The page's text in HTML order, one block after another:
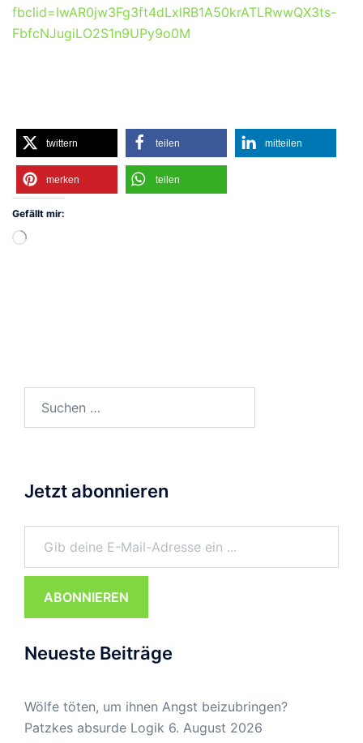
fbclid=IwAR0jw3Fg3ft4dLxlRB1A50krATLRwwQX3ts-
FbfcNJugiLO2S1n9UPy9o0M
twittern teilen mitteilen
merken teilen
Gefällt mir:
Wird
nach:
Jetzt abonnieren
Gib deine E-Mail-Adresse ein ...
ABONNIEREN
Neueste Beiträge
Wölfe töten, um ihnen Angst beizubringen?
Patzkes absurde Logik 6. August 2026